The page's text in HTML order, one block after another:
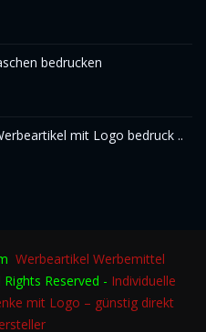
bedrucken
mit Logo bedruck ..
Werbeartikel Werbemittel
Reserved - Individuelle
mit Logo – günstig direkt